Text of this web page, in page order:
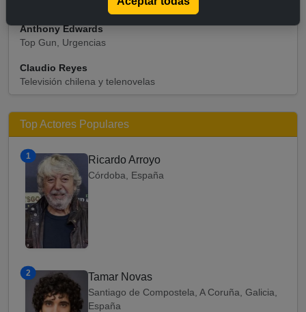
Saga Avengers, acción y drama
Anthony Edwards
Top Gun, Urgencias
Claudio Reyes
Televisión chilena y telenovelas
Top Actores Populares
1 Ricardo Arroyo
Córdoba, España
2 Tamar Novas
Santiago de Compostela, A Coruña, Galicia,
España